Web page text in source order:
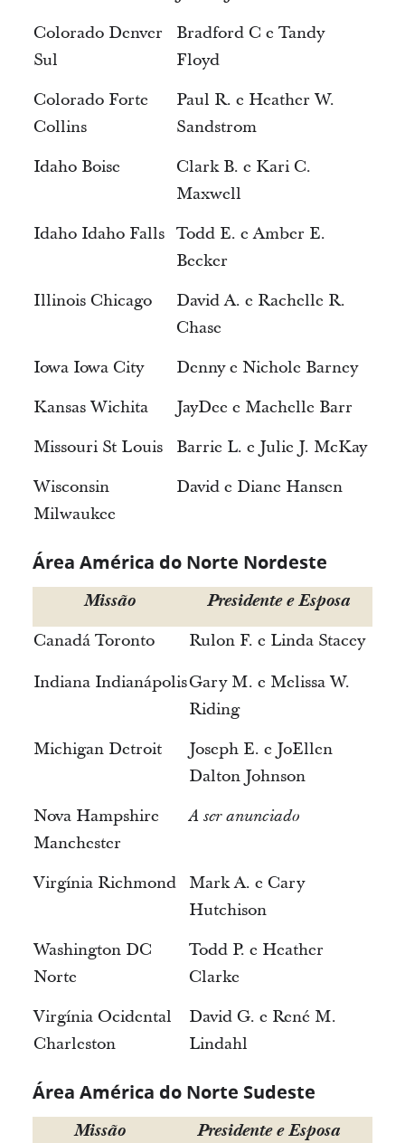
Colorado Denver
Sul
Bradford C e Tandy
Floyd
Colorado Forte
Collins
Paul R. e Heather W.
Sandstrom
Idaho Boise
Clark B. e Kari C.
Maxwell
Idaho Idaho Falls Todd E. e Amber E.
Becker
Illinois Chicago
David A. e Rachelle R.
Chase
Iowa Iowa City
Denny e Nichole Barney
Kansas Wichita
JayDee e Machelle Barr
Missouri St Louis
Barrie L. e Julie J. McKay
Wisconsin
Milwaukee
David e Diane Hansen
Área América do Norte Nordeste
Missão
Presidente e Esposa
Canadá Toronto
Rulon F. e Linda Stacey
Indiana IndianápolisGary M. e Melissa W.
Riding
Michigan Detroit
Joseph E. e JoEllen
Dalton Johnson
Nova Hampshire
Manchester
A ser anunciado
Virgínia Richmond
Mark A. e Cary
Hutchison
Washington DC
Norte
Todd P. e Heather
Clarke
Virgínia Ocidental
Charleston
David G. e René M.
Lindahl
Área América do Norte Sudeste
Missão
Presidente e Esposa